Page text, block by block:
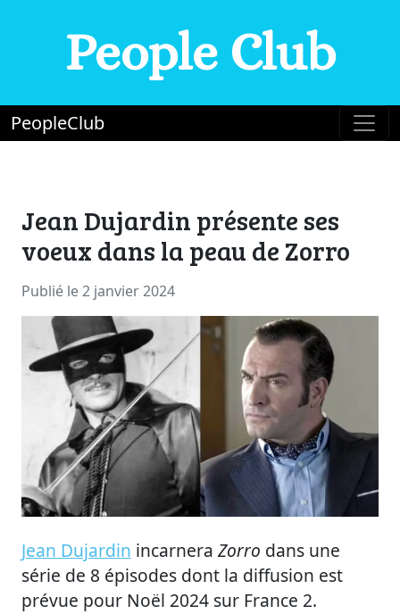
People Club
PeopleClub
Jean Dujardin présente ses
voeux dans la peau de Zorro
Publié le 2 janvier 2024
Jean Dujardin incarnera Zorro dans une
série de 8 épisodes dont la diffusion est
prévue pour Noël 2024 sur France 2.